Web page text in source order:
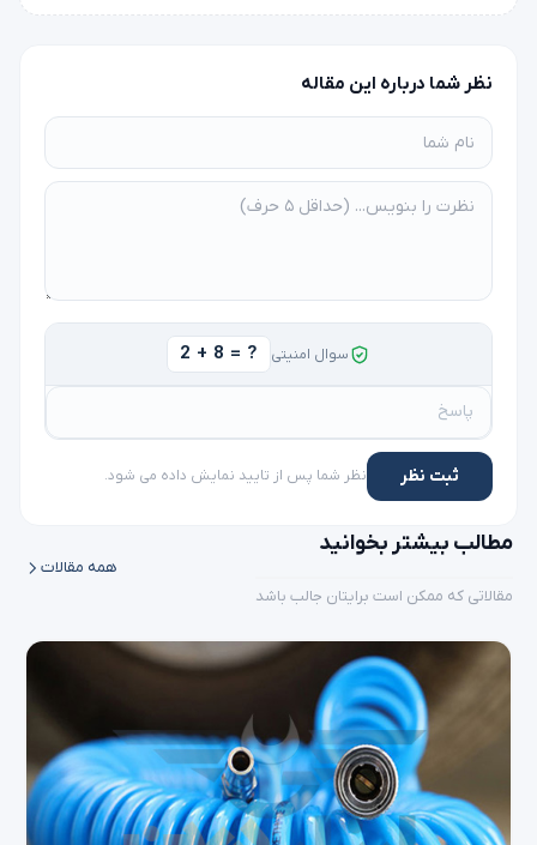
نظر شما درباره این مقاله
سوال امنیتی 2 + 8 = ?
ثبت نظر نظر شما پس از تایید نمایش داده می شود.
مطالب بیشتر بخوانید
مقالاتی که ممکن است برایتان جالب باشد
همه مقالات